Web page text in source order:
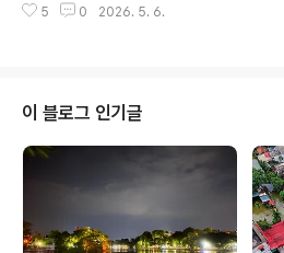
다. 미케비치 바닷가 앞에는 다양한 리조트들이정
그런데, 보통 비행기들이 자정을 넘거나비슷한 시
분이 계신데 절대 비추입니다.제 경우는 수시로 입
하는데 한 번도 패스트 트랙을 이용해 보지 않았는
해야 20분 내외에 모두 무사히 통과를 하게 됩니
고, 짐 검사도 하지 않기에 아주 손쉽게통과가 됩
니, 도착도 하기 전에 돈 자랑은 이제 그만~ 그럼
다. 미케비치는 가성비는 모나크,..
5 0 2026. 5. 6.
이 블로그 인기글